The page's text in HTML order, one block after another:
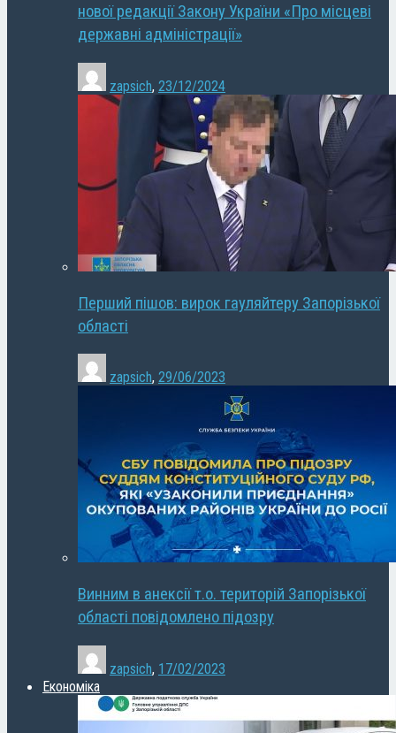
нової редакції Закону України «Про місцеві
державні адміністрації»
zapsich, 23/12/2024
Перший пішов: вирок гауляйтеру Запорізької
області
zapsich, 29/06/2023
Винним в анексії т.о. територій Запорізької
області повідомлено підозру
zapsich, 17/02/2023
Економіка